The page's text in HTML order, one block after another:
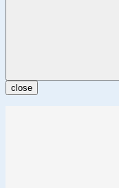
close